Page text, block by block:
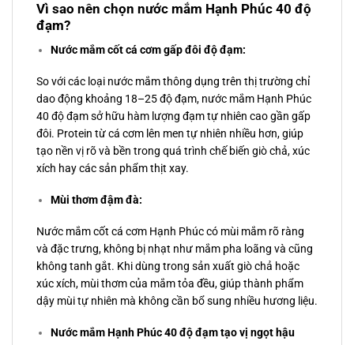
Vì sao nên chọn nước mắm Hạnh Phúc 40 độ
đạm?
Nước mắm cốt cá cơm gấp đôi độ đạm:
So với các loại nước mắm thông dụng trên thị trường chỉ
dao động khoảng 18–25 độ đạm, nước mắm Hạnh Phúc
40 độ đạm sở hữu hàm lượng đạm tự nhiên cao gần gấp
đôi. Protein từ cá cơm lên men tự nhiên nhiều hơn, giúp
tạo nền vị rõ và bền trong quá trình chế biến giò chả, xúc
xích hay các sản phẩm thịt xay.
Mùi thơm đậm đà:
Nước mắm cốt cá cơm Hạnh Phúc có mùi mắm rõ ràng
và đặc trưng, không bị nhạt như mắm pha loãng và cũng
không tanh gắt. Khi dùng trong sản xuất giò chả hoặc
xúc xích, mùi thơm của mắm tỏa đều, giúp thành phẩm
dậy mùi tự nhiên mà không cần bổ sung nhiều hương liệu.
Nước mắm Hạnh Phúc 40 độ đạm tạo vị ngọt hậu